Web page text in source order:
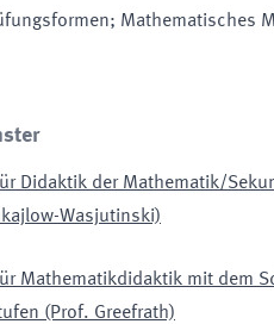
Mathematisches
Didaktik der Mathematik/
Wasjutinski)
Mathematikdidaktik mit dem
(Prof. Greefrath)